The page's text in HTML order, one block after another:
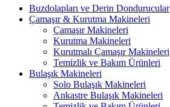
Buzdolapları ve Derin Dondurucular
Çamaşır & Kurutma Makineleri
Çamaşır Makineleri
Kurutma Makineleri
Kurutmalı Çamaşır Makineleri
Temizlik ve Bakım Ürünleri
Bulaşık Makineleri
Solo Bulaşık Makineleri
Ankastre Bulaşık Makineleri